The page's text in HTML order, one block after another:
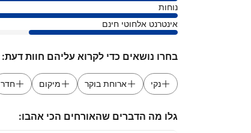
נוחות
אינטרנט אלחוטי חינם
בחרו נושאים כדי לקרוא עליהם חוות דעת:
נקי ארוחת בוקר מיקום חדר
גלו מה הדברים שהאורחים הכי אהבו: